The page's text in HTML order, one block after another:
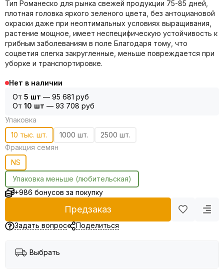
Тип Романеско для рынка свежей продукции 75-85 дней,
плотная головка яркого зеленого цвета, без антоциановой
окраски даже при неоптимальных условиях выращивания,
растение мощное, имеет неспецифическую устойчивость к
грибным заболеваниям в поле Благодаря тому, что
соцветия слегка закругленные, меньше повреждается при
уборке и транспортировке.
Нет в наличии
От 5 шт — 95 681 руб
От 10 шт — 93 708 руб
Упаковка
10 тыс. шт.
1000 шт.
2500 шт.
Фракция семян
NS
Упаковка меньше (любительская)
+986 бонусов за покупку
Предзаказ
Задать вопрос Поделиться
Выбрать